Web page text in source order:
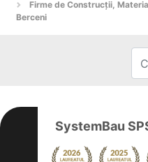
Firme de Construcții,
Berceni
SystemBau